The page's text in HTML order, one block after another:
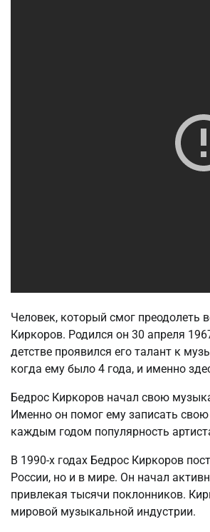
Человек, который смог преодолеть
Киркоров. Родился он 30 апреля
детстве проявился его талант к
когда ему было 4 года, и именно
Бедрос Киркоров начал свою
Именно он помог ему записать
каждым годом популярность
В 1990-х годах Бедрос Киркоров
России, но и в мире. Он начал
привлекая тысячи поклонников.
мировой музыкальной индустрии.